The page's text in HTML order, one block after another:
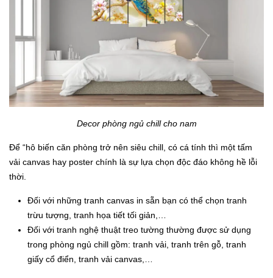
Decor phòng ngủ chill cho nam
Để “hô biến căn phòng trở nên siêu chill, có cá tính thì một tấm
vải canvas hay poster chính là sự lựa chọn độc đáo không hề lỗi
thời.
Đối với những tranh canvas in sẵn bạn có thể chọn tranh
trừu tượng, tranh họa tiết tối giản,…
Đối với tranh nghệ thuật treo tường thường được sử dụng
trong phòng ngủ chill gồm: tranh vải, tranh trên gỗ, tranh
giấy cổ điển, tranh vải canvas,…